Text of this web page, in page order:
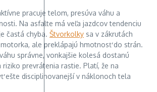
pracuje telom, presúva váhu a
Na asfalte má veľa jazdcov tendenciu
častá chyba. Štvorkolky sa v zákrutách
ale preklápajú hmotnosť do strán.
správne, vonkajšie kolesá dostanú
riziko prevrátenia rastie. Platí, že na
ešte disciplinovanejší v náklonoch tela